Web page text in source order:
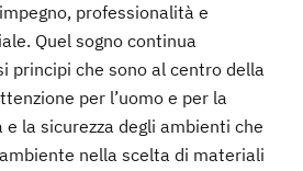
professionalità e
Quel sogno continua
principi che sono al centro della
per l’uomo e per la
la sicurezza degli ambienti che
nella scelta di materiali